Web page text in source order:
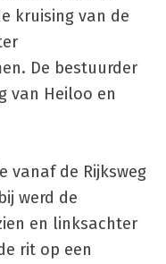
kruising van de
De bestuurder
van Heiloo en
vanaf de Rijksweg
werd de
en linksachter
rit op een